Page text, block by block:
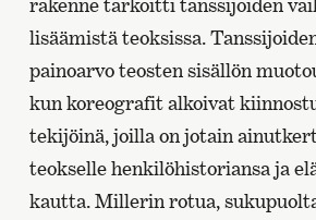
rakenne tarkoitti tanssijoiden
lisäämistä teoksissa.
painoarvo teosten sisällön
kun koreografit alkoivat
tekijöinä, joilla on jotain
teokselle henkilöhistoriansa ja
kautta. Millerin rotua,